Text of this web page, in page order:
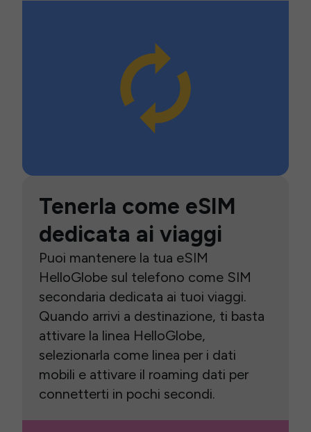
Tenerla come eSIM
dedicata ai viaggi
Puoi mantenere la tua eSIM
HelloGlobe sul telefono come SIM
secondaria dedicata ai tuoi viaggi.
Quando arrivi a destinazione, ti basta
attivare la linea HelloGlobe,
selezionarla come linea per i dati
mobili e attivare il roaming dati per
connetterti in pochi secondi.